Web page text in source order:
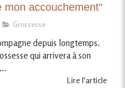
mon accouchement"
Grossesse
depuis longtemps.
qui arrivera à son
Lire l'article